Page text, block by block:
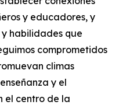
y educadores, y
habilidades que
comprometidos
climas
y el
el centro de la